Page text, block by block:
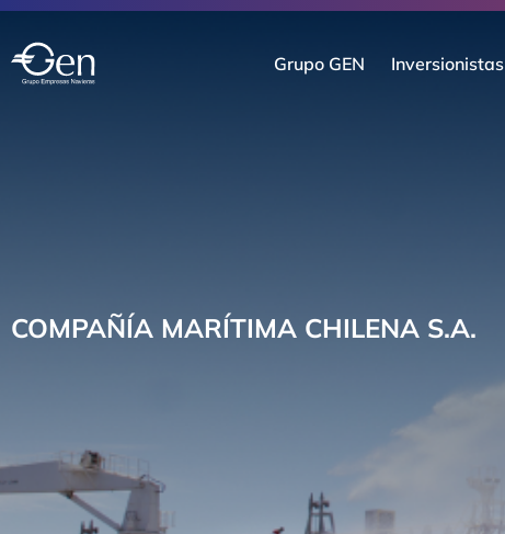
Grupo GEN Inversionistas
COMPAÑÍA MARÍTIMA CHILENA S.A.